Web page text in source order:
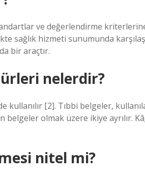
ve değerlendirme
sağlık hizmeti sunumunda
bir araçtır.
nelerdir?
[2]. Tıbbi belgeler,
olmak üzere ikiye ayrılır.
nitel mi?